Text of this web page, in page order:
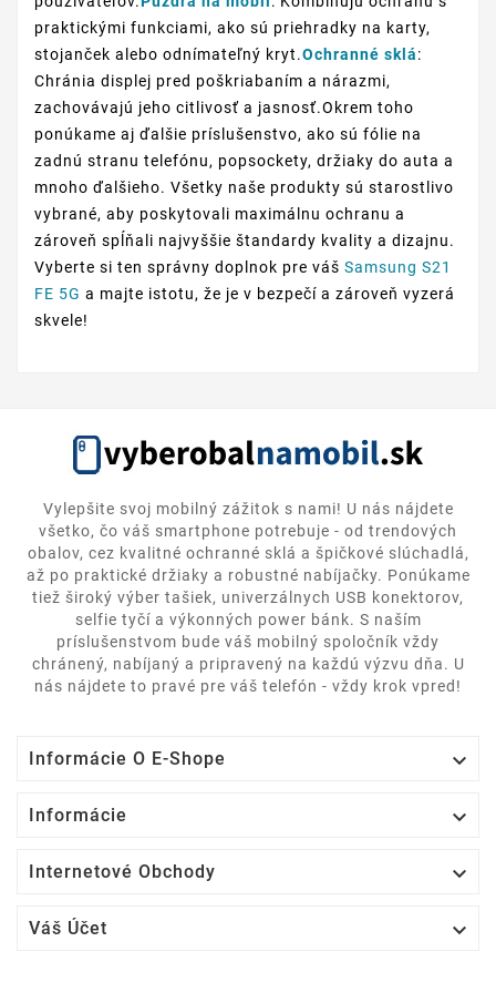
praktickými funkciami, ako sú priehradky na karty,
stojanček alebo odnímateľný kryt.Ochranné sklá:
Chránia displej pred poškriabaním a nárazmi,
zachovávajú jeho citlivosť a jasnosť.Okrem toho
ponúkame aj ďalšie príslušenstvo, ako sú fólie na
zadnú stranu telefónu, popsockety, držiaky do auta a
mnoho ďalšieho. Všetky naše produkty sú starostlivo
vybrané, aby poskytovali maximálnu ochranu a
zároveň spĺňali najvyššie štandardy kvality a dizajnu.
Vyberte si ten správny doplnok pre váš Samsung S21
FE 5G a majte istotu, že je v bezpečí a zároveň vyzerá
skvele!
Vylepšite svoj mobilný zážitok s nami! U nás nájdete
všetko, čo váš smartphone potrebuje - od trendových
obalov, cez kvalitné ochranné sklá a špičkové slúchadlá,
až po praktické držiaky a robustné nabíjačky. Ponúkame
tiež široký výber tašiek, univerzálnych USB konektorov,
selfie tyčí a výkonných power bánk. S naším
príslušenstvom bude váš mobilný spoločník vždy
chránený, nabíjaný a pripravený na každú výzvu dňa. U
nás nájdete to pravé pre váš telefón - vždy krok vpred!
Informácie O E-Shope 
Informácie 
Internetové Obchody 
Váš Účet 